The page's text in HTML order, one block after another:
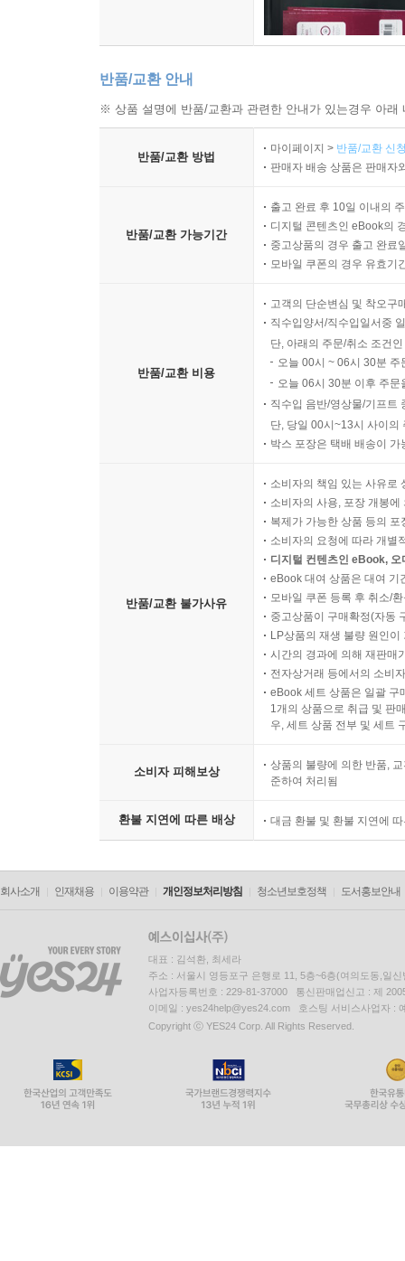
반품/교환 안내
※ 상품 설명에 반품/교환과 관련한 안내가 있는경우 아
반품/교환 방법
마이페이지 > 반품/교환 신
판매자 배송 상품은 판매자
반품/교환 가능기간
출고 완료 후 10일 이내의
디지털 콘텐츠인 eBook의
중고상품의 경우 출고 완료
모바일 쿠폰의 경우 유효기
반품/교환 비용
고객의 단순변심 및 착오구
직수입양서/직수입일서중
단, 아래의 주문/취소 조건
오늘 00시 ~ 06시 30분
오늘 06시 30분 이후 주
직수입 음반/영상물/기프트
단, 당일 00시~13시 사이의
박스 포장은 택배 배송이
반품/교환 불가사유
소비자의 책임 있는 사유로
소비자의 사용, 포장 개봉
복제가 가능한 상품 등의
소비자의 요청에 따라 개별
디지털 컨텐츠인 eBook,
eBook 대여 상품은 대여 기
모바일 쿠폰 등록 후 취소/
중고상품이 구매확정(자동
LP상품의 재생 불량 원인
시간의 경과에 의해 재판매
전자상거래 등에서의 소비
eBook 세트 상품은 일괄 구
1개의 상품으로 취급 및 판
우, 세트 상품 전부 및 세트
소비자 피해보상
상품의 불량에 의한 반품,
준하여 처리됨
환불 지연에 따른 배상 대금 환불 및 환불 지연에
회사소개 인재채용 이용약관 개인정보처리방침 청소년보호정책 도서홍보안내
대표 : 김석환, 최세라
주소 : 서울시 영등포구 은행로 11, 5층~6층(여의도동,일신
사업자등록번호 : 229-81-37000 통신판매업신고 : 제
이메일 : yes24help@yes24.com 호스팅 서비스사업자 :
Copyright ⓒ YES24 Corp. All Rights Reserved.